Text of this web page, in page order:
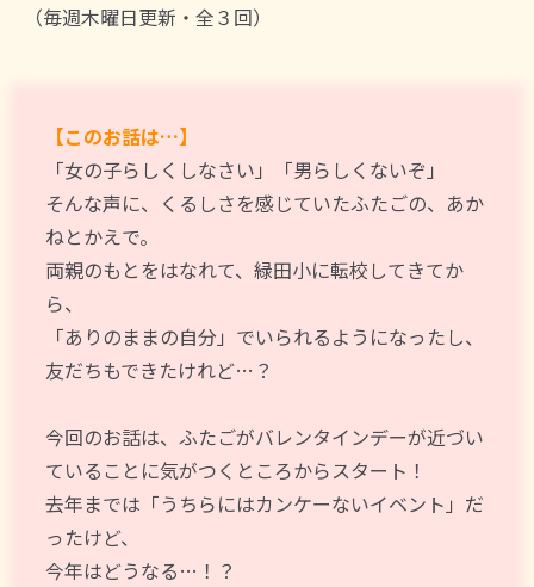
（毎週木曜日更新・全３回）
【このお話は…】
「女の子らしくしなさい」「男らしくないぞ」
そんな声に、くるしさを感じていたふたごの、あか
ねとかえで。
両親のもとをはなれて、緑田小に転校してきてか
ら、
「ありのままの自分」でいられるようになったし、
友だちもできたけれど…？
今回のお話は、ふたごがバレンタインデーが近づい
ていることに気がつくところからスタート！
去年までは「うちらにはカンケーないイベント」だ
ったけど、
今年はどうなる…！？